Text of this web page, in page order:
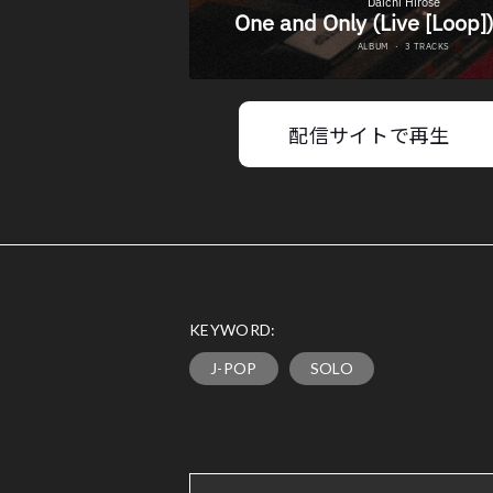
配信サイトで再生
KEYWORD:
J-POP SOLO